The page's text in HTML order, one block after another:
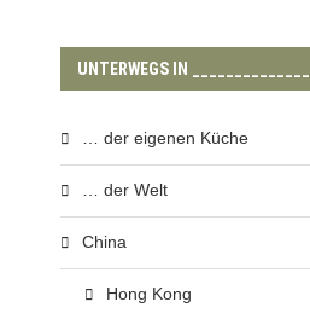
UNTERWEGS IN _______________
… der eigenen Küche
… der Welt
China
Hong Kong